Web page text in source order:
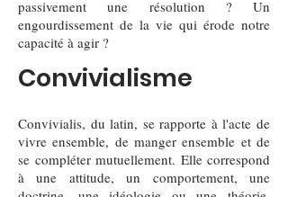
passivement une résolution ? Un
engourdissement de la vie qui érode notre
capacité à agir ?
Convivialisme
Convivialis, du latin, se rapporte à l'acte de
vivre ensemble, de manger ensemble et de
se compléter mutuellement. Elle correspond
à une attitude, un comportement, une